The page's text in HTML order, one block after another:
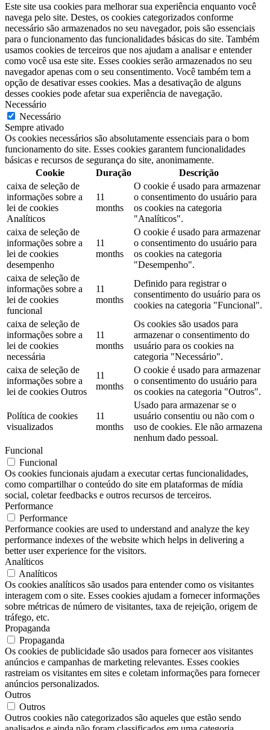
Este site usa cookies para melhorar sua experiência enquanto você
navega pelo site. Destes, os cookies categorizados conforme
necessário são armazenados no seu navegador, pois são essenciais
para o funcionamento das funcionalidades básicas do site. Também
usamos cookies de terceiros que nos ajudam a analisar e entender
como você usa este site. Esses cookies serão armazenados no seu
navegador apenas com o seu consentimento. Você também tem a
opção de desativar esses cookies. Mas a desativação de alguns
desses cookies pode afetar sua experiência de navegação.
Necessário
Necessário
Sempre ativado
Os cookies necessários são absolutamente essenciais para o bom
funcionamento do site. Esses cookies garantem funcionalidades
básicas e recursos de segurança do site, anonimamente.
Cookie
Duração
Descrição
caixa de seleção de
informações sobre a
lei de cookies
Analíticos
11
months
O cookie é usado para armazenar
o consentimento do usuário para
os cookies na categoria
"Analíticos".
caixa de seleção de
informações sobre a
lei de cookies
desempenho
11
months
O cookie é usado para armazenar
o consentimento do usuário para
os cookies na categoria
"Desempenho".
caixa de seleção de
informações sobre a
lei de cookies
funcional
11
months
Definido para registrar o
consentimento do usuário para os
cookies na categoria "Funcional".
caixa de seleção de
informações sobre a
lei de cookies
necessária
11
months
Os cookies são usados ​​para
armazenar o consentimento do
usuário para os cookies na
categoria "Necessário".
caixa de seleção de
informações sobre a
lei de cookies Outros
11
months
O cookie é usado para armazenar
o consentimento do usuário para
os cookies na categoria "Outros".
Política de cookies
visualizados
11
months
Usado para armazenar se o
usuário consentiu ou não com o
uso de cookies. Ele não armazena
nenhum dado pessoal.
Funcional
Funcional
Os cookies funcionais ajudam a executar certas funcionalidades,
como compartilhar o conteúdo do site em plataformas de mídia
social, coletar feedbacks e outros recursos de terceiros.
Performance
Performance
Performance cookies are used to understand and analyze the key
performance indexes of the website which helps in delivering a
better user experience for the visitors.
Analíticos
Analíticos
Os cookies analíticos são usados ​​para entender como os visitantes
interagem com o site. Esses cookies ajudam a fornecer informações
sobre métricas de número de visitantes, taxa de rejeição, origem de
tráfego, etc.
Propaganda
Propaganda
Os cookies de publicidade são usados ​​para fornecer aos visitantes
anúncios e campanhas de marketing relevantes. Esses cookies
rastreiam os visitantes em sites e coletam informações para fornecer
anúncios personalizados.
Outros
Outros
Outros cookies não categorizados são aqueles que estão sendo